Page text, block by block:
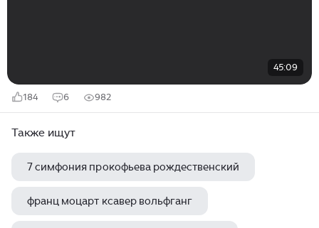
45:09
184 6 982
Также ищут
7 симфония прокофьева рождественский
франц моцарт ксавер вольфганг